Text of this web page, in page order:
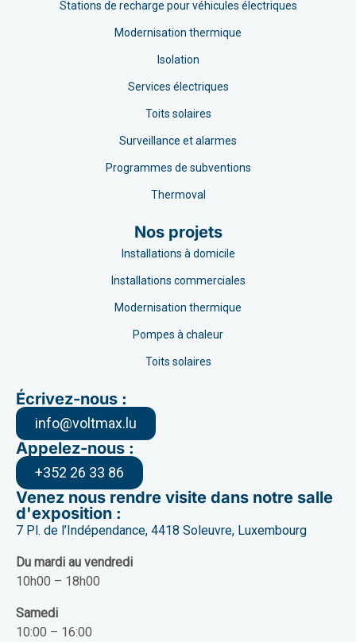
Stations de recharge pour véhicules électriques
Modernisation thermique
Isolation
Services électriques
Toits solaires
Surveillance et alarmes
Programmes de subventions
Thermoval
Nos projets
Installations à domicile
Installations commerciales
Modernisation thermique
Pompes à chaleur
Toits solaires
Écrivez-nous :
info@voltmax.lu
Appelez-nous :
+352 26 33 86
Venez nous rendre visite dans notre salle
d'exposition :
7 Pl. de l’Indépendance, 4418 Soleuvre, Luxembourg
Du mardi au vendredi
10h00 – 18h00
Samedi
10:00 – 16:00